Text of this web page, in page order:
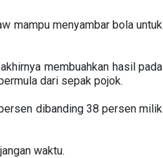
mampu menyambar bola untuk
membuahkan hasil pada
dari sepak pojok.
dibanding 38 persen milik
waktu.